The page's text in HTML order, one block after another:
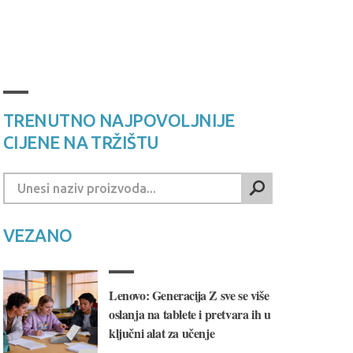
TRENUTNO NAJPOVOLJNIJE
CIJENE NA TRŽIŠTU
VEZANO
Lenovo: Generacija Z sve se više
oslanja na tablete i pretvara ih u
ključni alat za učenje